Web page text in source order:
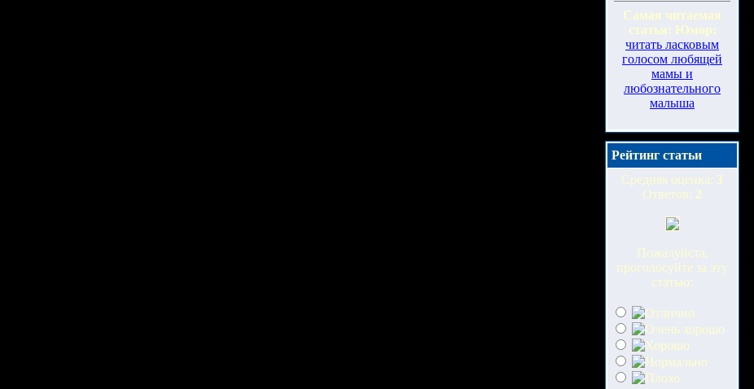
Самая читаемая
статья: Юмор:
читать ласковым
голосом любящей
мамы и
любознательного
малыша
Рейтинг статьи
Средняя оценка: 3
Ответов: 2
Пожалуйста,
проголосуйте за эту
статью: